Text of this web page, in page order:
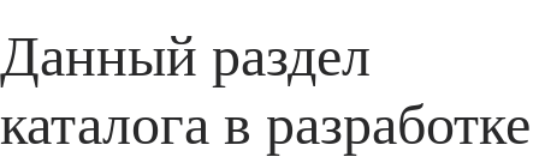
Данный раздел
каталога в разработке